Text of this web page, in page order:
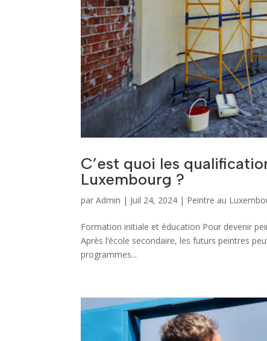
C’est quoi les
Luxembourg ?
parAdmin | Juil 24, 2024 | Peintre au
Formation initiale et éducation Pour devenir
Après l’école secondaire, les futurs peintres
programmes...